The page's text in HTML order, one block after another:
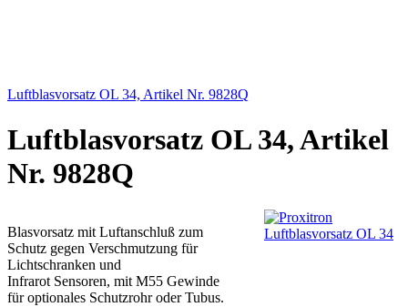
Luftblasvorsatz OL 34, Artikel Nr. 9828Q
Luftblasvorsatz OL 34, Artikel
Nr. 9828Q
Blasvorsatz mit Luftanschluß zum
Schutz gegen Verschmutzung für
Lichtschranken und
Infrarot Sensoren, mit M55 Gewinde
für optionales Schutzrohr oder Tubus.